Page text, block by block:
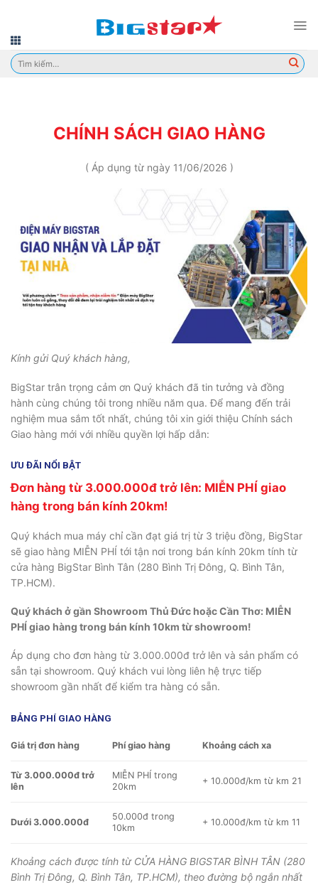
content
Tìm
kiếm:
CHÍNH SÁCH GIAO HÀNG
( Áp dụng từ ngày 11/06/2026 )
Kính gửi Quý khách hàng,
BigStar trân trọng cảm ơn Quý khách đã tin tưởng và đồng
hành cùng chúng tôi trong nhiều năm qua. Để mang đến trải
nghiệm mua sắm tốt nhất, chúng tôi xin giới thiệu Chính sách
Giao hàng mới với nhiều quyền lợi hấp dẫn:
ƯU ĐÃI NỔI BẬT
Đơn hàng từ 3.000.000đ trở lên: MIỄN PHÍ giao
hàng trong bán kính 20km!
Quý khách mua máy chỉ cần đạt giá trị từ 3 triệu đồng, BigStar
sẽ giao hàng MIỄN PHÍ tới tận nơi trong bán kính 20km tính từ
cửa hàng BigStar Bình Tân (280 Bình Trị Đông, Q. Bình Tân,
TP.HCM).
Quý khách ở gần Showroom Thủ Đức hoặc Cần Thơ: MIỄN
PHÍ giao hàng trong bán kính 10km từ showroom!
Áp dụng cho đơn hàng từ 3.000.000đ trở lên và sản phẩm có
sẵn tại showroom. Quý khách vui lòng liên hệ trực tiếp
showroom gần nhất để kiểm tra hàng có sẵn.
BẢNG PHÍ GIAO HÀNG
Giá trị đơn hàng Phí giao hàng Khoảng cách xa
Từ 3.000.000đ trở
lên
MIỄN PHÍ trong
20km
+ 10.000đ/km từ km 21
Dưới 3.000.000đ
50.000đ trong
10km
+ 10.000đ/km từ km 11
Khoảng cách được tính từ CỬA HÀNG BIGSTAR BÌNH TÂN (280
Bình Trị Đông, Q. Bình Tân, TP.HCM), theo đường bộ ngắn nhất